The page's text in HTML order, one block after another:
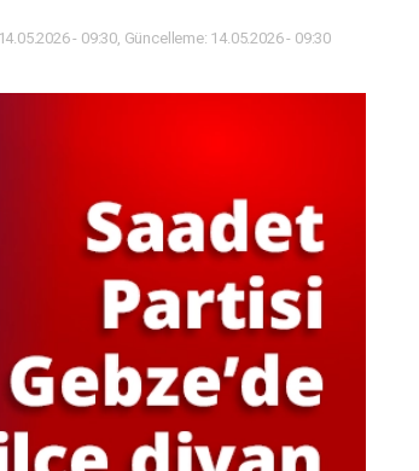
14.05.2026 - 09:30, Güncelleme: 14.05.2026 - 09:30